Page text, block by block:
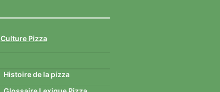
monde de pizza en 2009,
Lire Plus
Culture Pizza
Histoire de la pizza